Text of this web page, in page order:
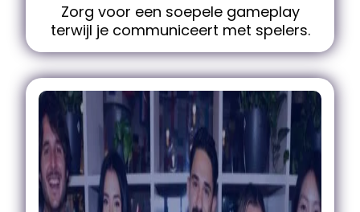
Zorg voor een soepele gameplay
terwijl je communiceert met spelers.